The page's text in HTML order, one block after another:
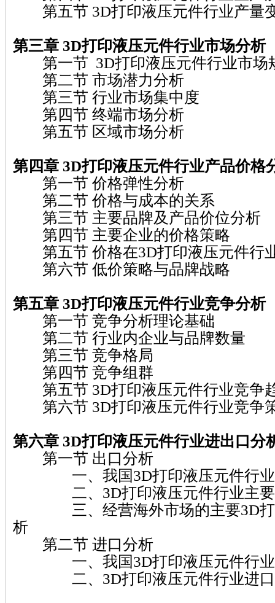
第五节 3D打印液压元件行业产量
第三章 3D打印液压元件行业市场分析
第一节 3D打印液压元件行业市场
第二节 市场潜力分析
第三节 行业市场集中度
第四节 终端市场分析
第五节 区域市场分析
第四章 3D打印液压元件行业产品价格
第一节 价格弹性分析
第二节 价格与成本的关系
第三节 主要品牌及产品价位分析
第四节 主要企业的价格策略
第五节 价格在3D打印液压元件行
第六节 低价策略与品牌战略
第五章 3D打印液压元件行业竞争分析
第一节 竞争分析理论基础
第二节 行业内企业与品牌数量
第三节 竞争格局
第四节 竞争组群
第五节 3D打印液压元件行业竞争
第六节 3D打印液压元件行业竞争
第六章 3D打印液压元件行业进出口分
第一节 出口分析
一、我国3D打印液压元件行业
二、3D打印液压元件行业主要
三、经营海外市场的主要3D打
析
第二节 进口分析
一、我国3D打印液压元件行业
二、3D打印液压元件行业进口